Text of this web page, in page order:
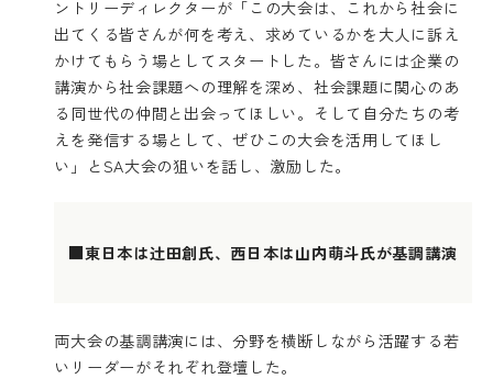
ントリーディレクターが「この大会は、これから社会に
出てくる皆さんが何を考え、求めているかを大人に訴え
かけてもらう場としてスタートした。皆さんには企業の
講演から社会課題への理解を深め、社会課題に関心のあ
る同世代の仲間と出会ってほしい。そして自分たちの考
えを発信する場として、ぜひこの大会を活用してほし
い」とSA大会の狙いを話し、激励した。
■東日本は辻田創氏、西日本は山内萌斗氏が基調講演
両大会の基調講演には、分野を横断しながら活躍する若
いリーダーがそれぞれ登壇した。